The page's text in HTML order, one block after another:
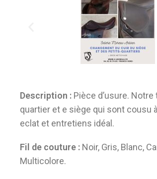
Description : Pièce d’usure.
quartier et e siège qui sont cousu
eclat et entretiens idéal.
Fil de couture : Noir, Gris, Blanc,
Multicolore.